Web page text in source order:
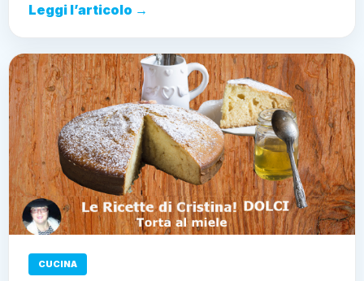
Leggi l’articolo →
CUCINA